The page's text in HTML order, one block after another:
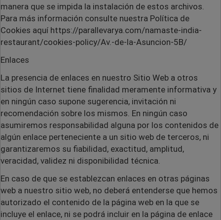
manera que se impida la instalación de estos archivos.
Para más información consulte nuestra Política de
Cookies aquí https://parallevarya.com/namaste-india-
restaurant/cookies-policy/Av.-de-la-Asuncion-5B/
Enlaces
La presencia de enlaces en nuestro Sitio Web a otros
sitios de Internet tiene finalidad meramente informativa y
en ningún caso supone sugerencia, invitación ni
recomendación sobre los mismos. En ningún caso
asumiremos responsabilidad alguna por los contenidos de
algún enlace perteneciente a un sitio web de terceros, ni
garantizaremos su fiabilidad, exactitud, amplitud,
veracidad, validez ni disponibilidad técnica.
En caso de que se establezcan enlaces en otras páginas
web a nuestro sitio web, no deberá entenderse que hemos
autorizado el contenido de la página web en la que se
incluye el enlace, ni se podrá incluir en la página de enlace